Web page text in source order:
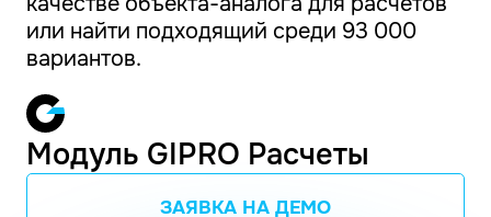
или найти подходящий среди 93 000
вариантов.
Модуль GIPRO Расчеты
ЗАЯВКА НА ДЕМО